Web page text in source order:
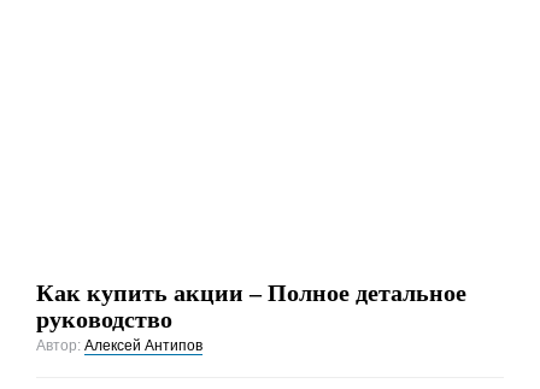
Как купить акции – Полное детальное
руководство
Автор:Алексей Антипов